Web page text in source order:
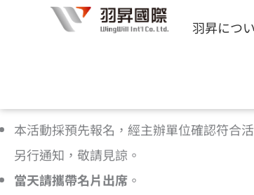
キ
ッ
羽昇につ
[cf7form
本活動採預先報名，經主辦單位確認符合
另行通知，敬請見諒。
當天請攜帶名片出席 。